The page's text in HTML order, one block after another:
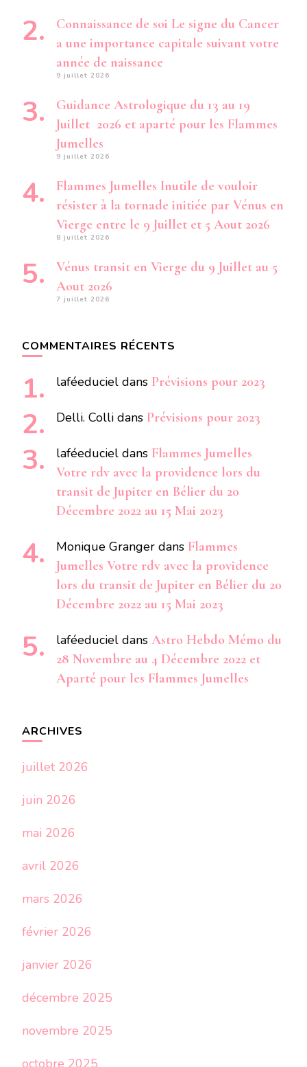
Connaissance de soi Le signe du Cancer
a une importance capitale suivant votre
année de naissance
9 juillet 2026
Guidance Astrologique du 13 au 19
Juillet 2026 et aparté pour les Flammes
Jumelles
9 juillet 2026
Flammes Jumelles Inutile de vouloir
résister à la tornade initiée par Vénus en
Vierge entre le 9 Juillet et 5 Aout 2026
8 juillet 2026
Vénus transit en Vierge du 9 Juillet au 5
Aout 2026
7 juillet 2026
COMMENTAIRES RÉCENTS
laféeduciel dans Prévisions pour 2023
Delli. Colli dans Prévisions pour 2023
laféeduciel dans Flammes Jumelles
Votre rdv avec la providence lors du
transit de Jupiter en Bélier du 20
Décembre 2022 au 15 Mai 2023
Monique Granger dans Flammes
Jumelles Votre rdv avec la providence
lors du transit de Jupiter en Bélier du 20
Décembre 2022 au 15 Mai 2023
laféeduciel dans Astro Hebdo Mémo du
28 Novembre au 4 Décembre 2022 et
Aparté pour les Flammes Jumelles
ARCHIVES
juillet 2026
juin 2026
mai 2026
avril 2026
mars 2026
février 2026
janvier 2026
décembre 2025
novembre 2025
octobre 2025